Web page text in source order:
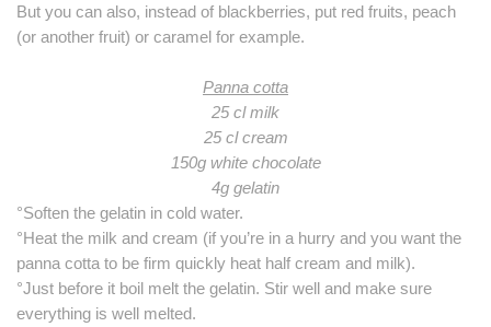
But you can also, instead of blackberries, put red fruits, peach
(or another fruit) or caramel for example.
Panna cotta
25 cl milk
25 cl cream
150g white chocolate
4g gelatin
°Soften the gelatin in cold water.
°Heat the milk and cream (if you’re in a hurry and you want the
panna cotta to be firm quickly heat half cream and milk).
°Just before it boil melt the gelatin. Stir well and make sure
everything is well melted.